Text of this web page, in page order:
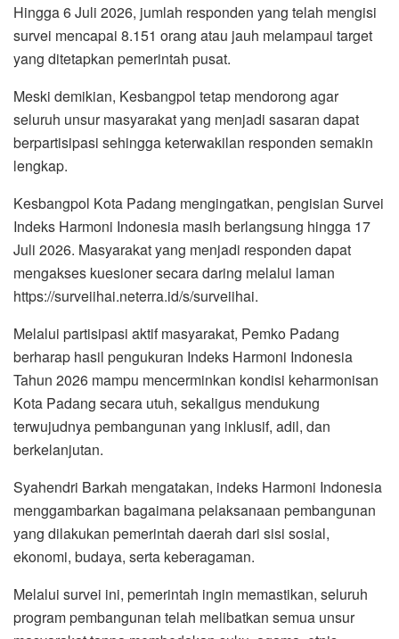
Hingga 6 Juli 2026, jumlah responden yang telah mengisi
survei mencapai 8.151 orang atau jauh melampaui target
yang ditetapkan pemerintah pusat.
Meski demikian, Kesbangpol tetap mendorong agar
seluruh unsur masyarakat yang menjadi sasaran dapat
berpartisipasi sehingga keterwakilan responden semakin
lengkap.
Kesbangpol Kota Padang mengingatkan, pengisian Survei
Indeks Harmoni Indonesia masih berlangsung hingga 17
Juli 2026. Masyarakat yang menjadi responden dapat
mengakses kuesioner secara daring melalui laman
https://surveiihai.neterra.id/s/surveiihai.
Melalui partisipasi aktif masyarakat, Pemko Padang
berharap hasil pengukuran Indeks Harmoni Indonesia
Tahun 2026 mampu mencerminkan kondisi keharmonisan
Kota Padang secara utuh, sekaligus mendukung
terwujudnya pembangunan yang inklusif, adil, dan
berkelanjutan.
Syahendri Barkah mengatakan, indeks Harmoni Indonesia
menggambarkan bagaimana pelaksanaan pembangunan
yang dilakukan pemerintah daerah dari sisi sosial,
ekonomi, budaya, serta keberagaman.
Melalui survei ini, pemerintah ingin memastikan, seluruh
program pembangunan telah melibatkan semua unsur